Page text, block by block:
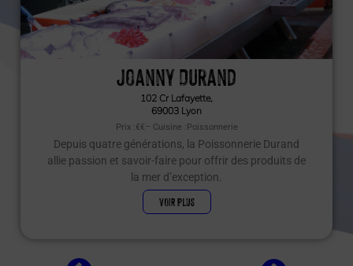
Joanny Durand
102 Cr Lafayette,
69003 Lyon
Prix :€€– Cuisine : Poissonnerie
Depuis quatre générations, la Poissonnerie Durand
allie passion et savoir-faire pour offrir des produits de
la mer d’exception.
VOIR PLUS